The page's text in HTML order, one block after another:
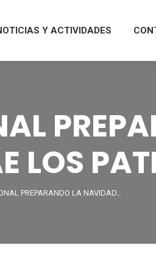
Y ACTIVIDADES
LOS
PREPARANDO LA NAVIDAD…